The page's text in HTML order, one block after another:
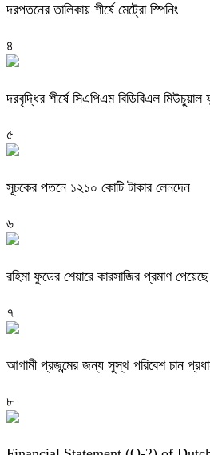
দরপতনের তালিকায় শীর্ষে মেট্রো স্পিনিং
৪
দরবৃদ্ধির শীর্ষে সিএপিএম বিডিবিএল মিউচুয়াল
৫
সূচকের পতনে ১২১০ কোটি টাকার লেনদেন
৬
রহিমা ফুডের শেয়ারে কারসাজির প্রমাণ
৭
আগামী প্রজন্মের জন্য সুস্থ পরিবেশ চান
৮